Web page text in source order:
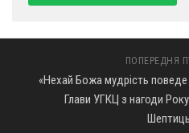
ПОПЕРЕДНЯ
«Нехай Божа мудрість
Глави УГКЦ з нагоди